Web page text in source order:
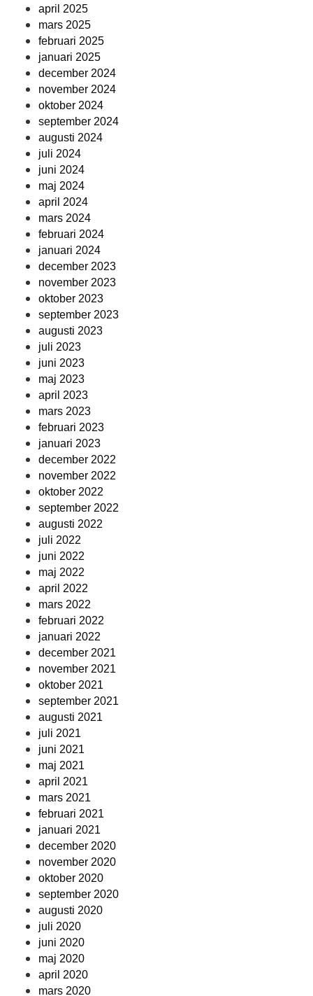
april 2025
mars 2025
februari 2025
januari 2025
december 2024
november 2024
oktober 2024
september 2024
augusti 2024
juli 2024
juni 2024
maj 2024
april 2024
mars 2024
februari 2024
januari 2024
december 2023
november 2023
oktober 2023
september 2023
augusti 2023
juli 2023
juni 2023
maj 2023
april 2023
mars 2023
februari 2023
januari 2023
december 2022
november 2022
oktober 2022
september 2022
augusti 2022
juli 2022
juni 2022
maj 2022
april 2022
mars 2022
februari 2022
januari 2022
december 2021
november 2021
oktober 2021
september 2021
augusti 2021
juli 2021
juni 2021
maj 2021
april 2021
mars 2021
februari 2021
januari 2021
december 2020
november 2020
oktober 2020
september 2020
augusti 2020
juli 2020
juni 2020
maj 2020
april 2020
mars 2020